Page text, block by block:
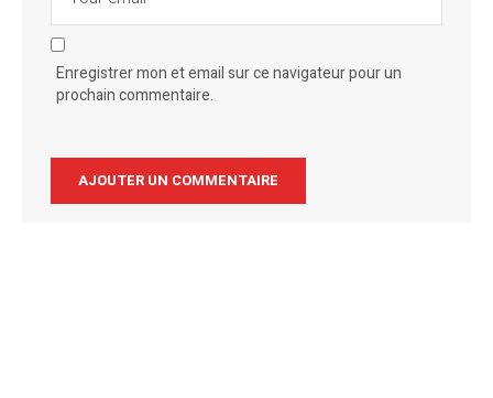
Enregistrer mon et email sur ce navigateur pour un
prochain commentaire.